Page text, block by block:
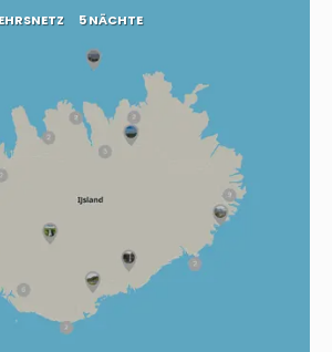
5 NÄCHTE